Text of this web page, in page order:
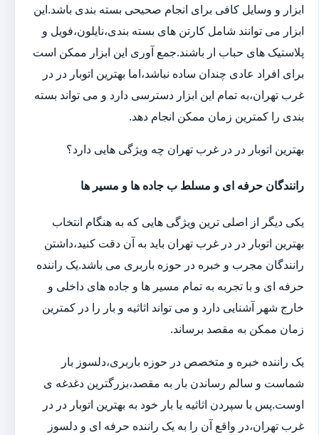
ابزار و وسایل کافی برای انجام صحیحی بسته بندی باشد.این
ابزار می توانند شامل کارتن های بسته بندی،نایلون،فویل و
پلاستیک های حباب ار باشند.جمع آوری این ابزار ممکن است
برای افراد عادی چندان ساده نباشد،اما بهترین اتوبار در در
غرب تهران،به تمام این ابزار دسترسی دارد و می تواند بسته
بندی را کمترین زمان ممکن انجام دهد.
بهترین اتوبار در در غرب تهران چه ویژگی هایی دارد؟
رانندگان حرفه ای و مسلط ب جاده ها و مسیر ها
یکی دیگر از اصلی ترین ویژگی هایی که به هنگام انتخاب
بهترین اتوبار در در غرب تهران باید به آن دقت کنید،داشتن
رانندگان مجرب و خبره در حوزه باربری می باشد.یک راننده
حرفه ای و با تجربه به تمام مسیر ها و جاده های داخلی و
خارج شهر آشنایی دارد و می تواند اثاثیه و بار را در کمترین
زمان ممکن به مقصد برساند.
یک راننده خبره و متخصص در حوزه باربری،دلسوز بار
شماست و سالم رساندن بار به مقصد،بزرگترین دغدغه ی
اوست.پس با سپردن اثاثیه یا بار خود به بهترین اتوبار در در
غرب تهران،در واقع آن را به یک راننده حرفه ای و دلسوز